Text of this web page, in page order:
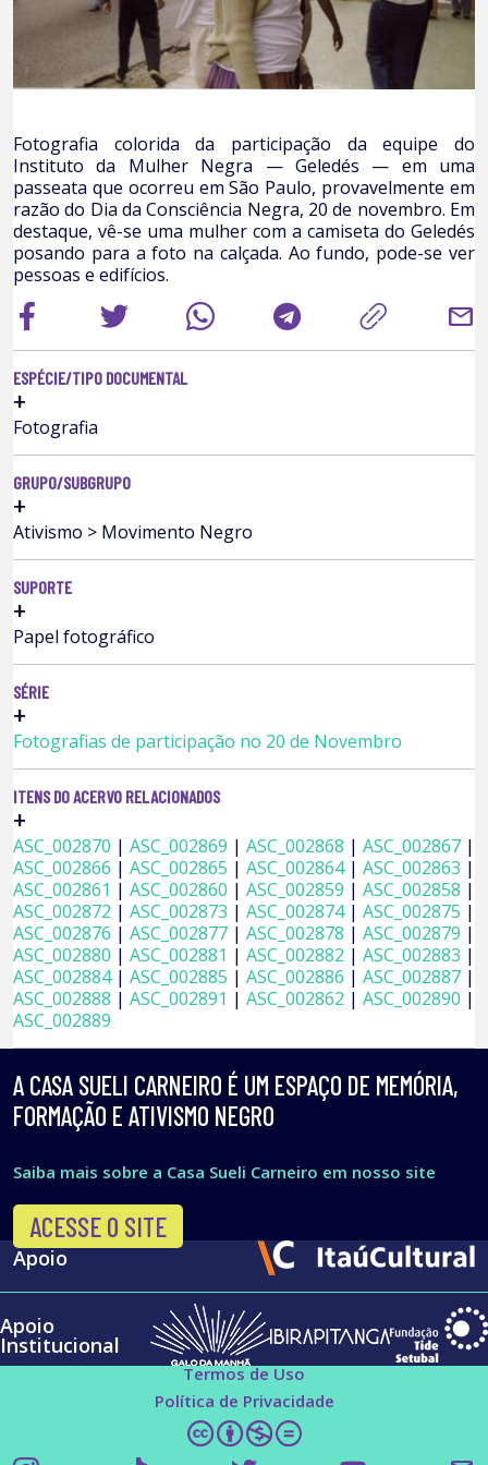
Fotografia colorida da participação da equipe do
Instituto da Mulher Negra — Geledés — em uma
passeata que ocorreu em São Paulo, provavelmente em
razão do Dia da Consciência Negra, 20 de novembro. Em
destaque, vê-se uma mulher com a camiseta do Geledés
posando para a foto na calçada. Ao fundo, pode-se ver
pessoas e edifícios.
mail
ESPÉCIE/TIPO DOCUMENTAL
+
Fotografia
GRUPO/SUBGRUPO
+
Ativismo > Movimento Negro
SUPORTE
+
Papel fotográfico
SÉRIE
+
Fotografias de participação no 20 de Novembro
ITENS DO ACERVO RELACIONADOS
+
ASC_002870 | ASC_002869 | ASC_002868 | ASC_002867 |
ASC_002866 | ASC_002865 | ASC_002864| ASC_002863 |
ASC_002861 | ASC_002860 | ASC_002859 | ASC_002858 |
ASC_002872 | ASC_002873 | ASC_002874| ASC_002875 |
ASC_002876 | ASC_002877 | ASC_002878 | ASC_002879 |
ASC_002880 | ASC_002881 | ASC_002882 | ASC_002883 |
ASC_002884| ASC_002885 | ASC_002886 | ASC_002887 |
ASC_002888 | ASC_002891 | ASC_002862 | ASC_002890 |
ASC_002889
A CASA SUELI CARNEIRO É UM ESPAÇO DE MEMÓRIA,
FORMAÇÃO E ATIVISMO NEGRO
Saiba mais sobre a Casa Sueli Carneiro em nosso site
ACESSE O SITE
Apoio
Apoio
Institucional
Termos de Uso
Política de Privacidade